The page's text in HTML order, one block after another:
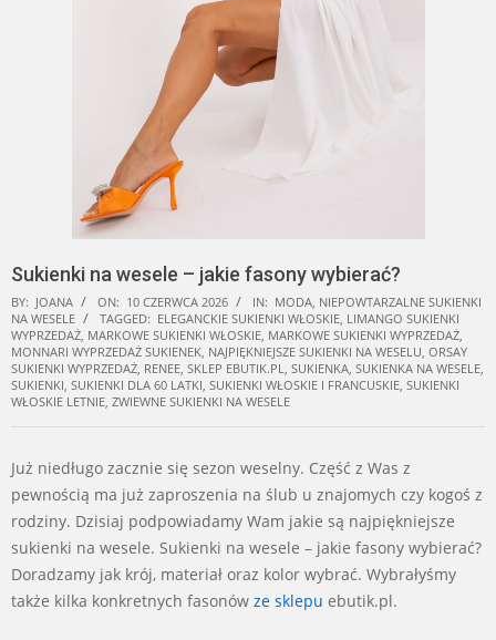
Sukienki na wesele – jakie fasony wybierać?
BY: JOANA ON: 10 CZERWCA 2026 IN: MODA, NIEPOWTARZALNE SUKIENKI
NA WESELE
TAGGED: ELEGANCKIE SUKIENKI WŁOSKIE, LIMANGO SUKIENKI
WYPRZEDAŻ, MARKOWE SUKIENKI WŁOSKIE, MARKOWE SUKIENKI WYPRZEDAŻ,
MONNARI WYPRZEDAŻ SUKIENEK, NAJPIĘKNIEJSZE SUKIENKI NA WESELU, ORSAY
SUKIENKI WYPRZEDAŻ, RENEE, SKLEP EBUTIK.PL, SUKIENKA, SUKIENKA NA WESELE,
SUKIENKI, SUKIENKI DLA 60 LATKI, SUKIENKI WŁOSKIE I FRANCUSKIE, SUKIENKI
WŁOSKIE LETNIE, ZWIEWNE SUKIENKI NA WESELE
Już niedługo zacznie się sezon weselny. Część z Was z
pewnością ma już zaproszenia na ślub u znajomych czy kogoś z
rodziny. Dzisiaj podpowiadamy Wam jakie są najpiękniejsze
sukienki na wesele. Sukienki na wesele – jakie fasony wybierać?
Doradzamy jak krój, materiał oraz kolor wybrać. Wybrałyśmy
także kilka konkretnych fasonów ze sklepu ebutik.pl.